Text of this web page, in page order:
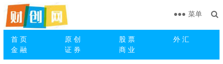
首 页 原 创 股 票
外 汇
金 融
证 券 商 业
菜单